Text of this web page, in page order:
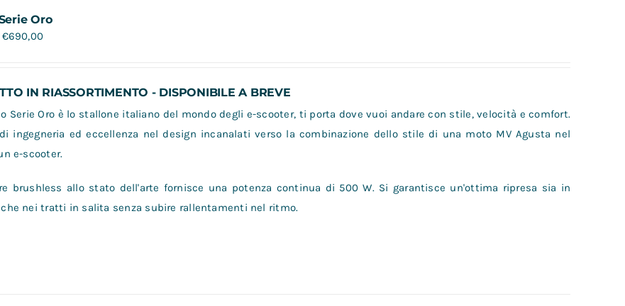
Oro
€690,00
IN RIASSORTIMENTO - DISPONIBILE A BREVE
Serie Oro è lo stallone italiano del mondo degli e-scooter, ti porta dove vuoi andare con stile, velocità e comfort.
ingegneria ed eccellenza nel design incanalati verso la combinazione dello stile di una moto MV Agusta nel
e-scooter.
brushless allo stato dell'arte fornisce una potenza continua di 500 W. Si garantisce un'ottima ripresa sia in
nei tratti in salita senza subire rallentamenti nel ritmo.